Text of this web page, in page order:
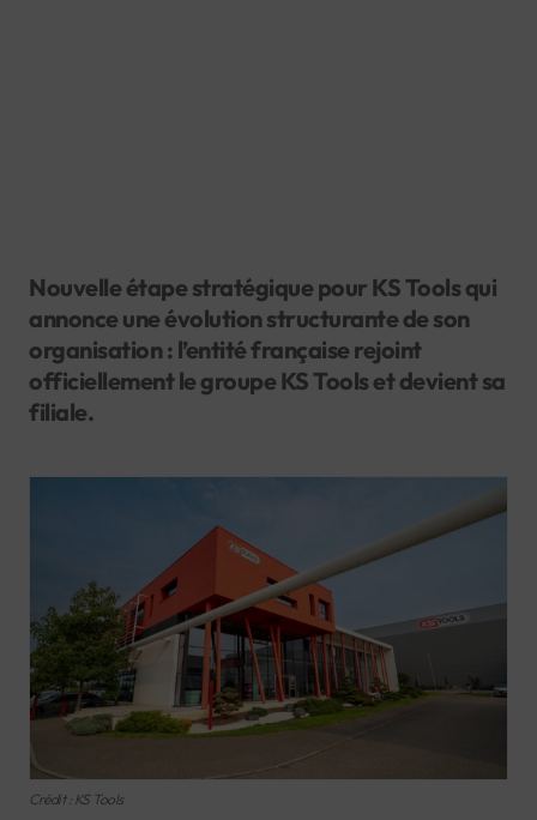
Nouvelle étape stratégique pour KS Tools qui
annonce une évolution structurante de son
organisation : l’entité française rejoint
officiellement le groupe KS Tools et devient sa
filiale.
Crédit : KS Tools